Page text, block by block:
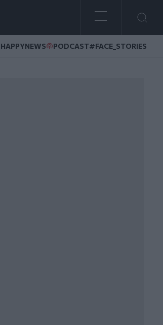
HAPPYNEWS PODCAST#FACE_STORIES